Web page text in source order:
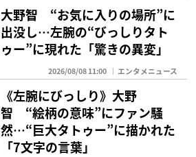
大野智 “お気に入りの場所”に
出没し…左腕の“びっしりタト
ゥー”に現れた「驚きの異変」
2026/08/08 11:00 エンタメニュース
《左腕にびっしり》大野
智 “絵柄の意味”にファン騒
然…“巨大タトゥー”に描かれた
「7文字の言葉」